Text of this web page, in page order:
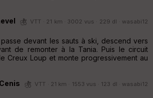
VTT · 21 km · 3002 vus · 229 dl · wasabi12
devant les sauts à ski, descend vers
de remonter à la Tania. Puis le circuit
Creux Loup et monte progressivement au
VTT · 21 km · 1553 vus · 123 dl · wasabi12